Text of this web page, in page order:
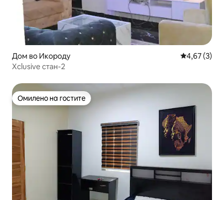
Дом во Икороду Просечна
4,67 (3)
Xclusive стан-2
Омилено на гостите
Омилено на гостите